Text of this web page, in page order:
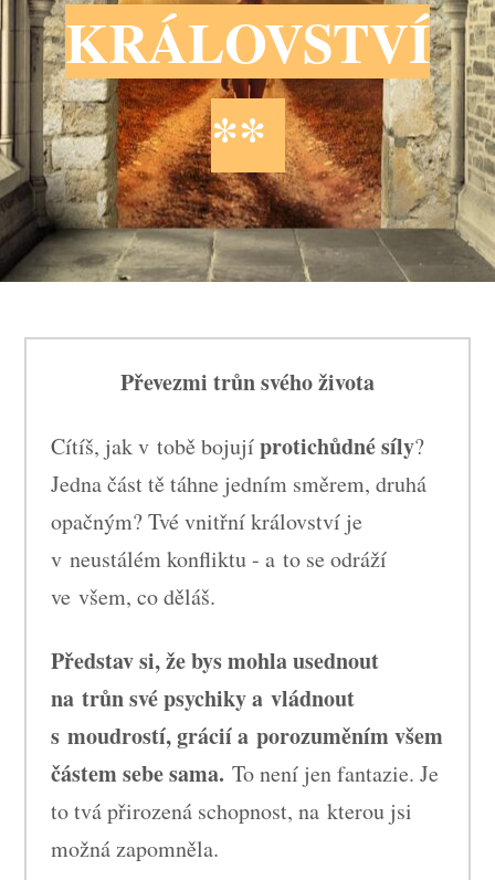
KRÁLOVSTVÍ
**
Převezmi trůn svého života
Cítíš, jak v tobě bojujíprotichůdné síly?
Jedna část tě táhne jedním směrem, druhá
opačným? Tvé vnitřní království je
v neustálém konfliktu - a to se odráží
ve všem, co děláš.
Představ si, že bys mohla usednout
na trůn své psychiky a vládnout
s moudrostí, grácií a porozuměním všem
částem sebe sama. To není jen fantazie. Je
to tvá přirozená schopnost, na kterou jsi
možná zapomněla.